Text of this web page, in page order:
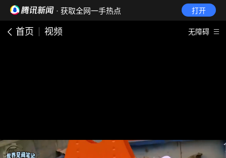
· 获取全网一手热点 打开
首页 视频 无障碍